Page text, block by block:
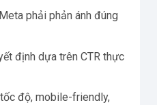
phải phản ánh đúng
định dựa trên CTR thực
độ, mobile-friendly,